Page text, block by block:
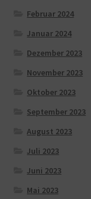
Februar 2024
Januar 2024
Dezember 2023
November 2023
Oktober 2023
September 2023
August 2023
Juli 2023
Juni 2023
Mai 2023